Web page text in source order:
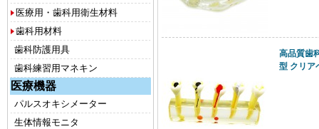
医療用・歯科用衛生材料
歯科用材料
歯科防護用具
歯科練習用マネキン
医療機器
パルスオキシメーター
生体情報モニタ
高品質歯
型 クリア